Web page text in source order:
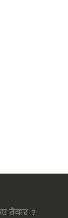
तैयार ？